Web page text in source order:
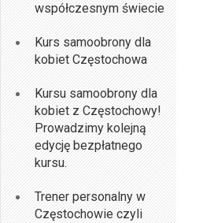
współczesnym świecie
Kurs samoobrony dla
kobiet Częstochowa
Kursu samoobrony dla
kobiet z Częstochowy!
Prowadzimy kolejną
edycję bezpłatnego
kursu.
Trener personalny w
Częstochowie czyli